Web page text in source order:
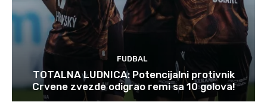
FUDBAL
TOTALNA LUDNICA: Potencijalni protivnik
Crvene zvezde odigrao remi sa 10 golova!